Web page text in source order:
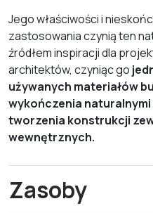
Jego właściwości i
zastosowania czynią ten
źródłem inspiracji dla
architektów, czyniąc go
używanych materiałów
wykończenia
tworzenia konstrukcji
wewnętrznych.
Zasoby